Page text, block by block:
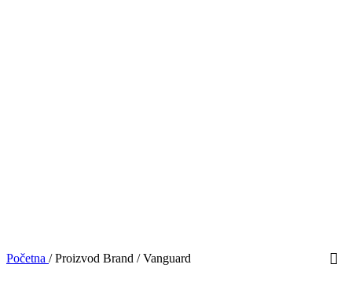
Početna / Proizvod Brand / Vanguard